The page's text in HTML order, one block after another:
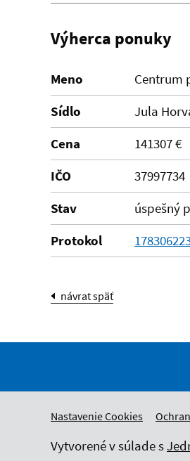
Výherca ponuky
Meno
Centrum
Sídlo
Jula
Cena
141307 €
IČO
37997734
Stav
úspešný
Protokol
návrat späť
Nastavenie Cookies
Vytvorené v súlade s